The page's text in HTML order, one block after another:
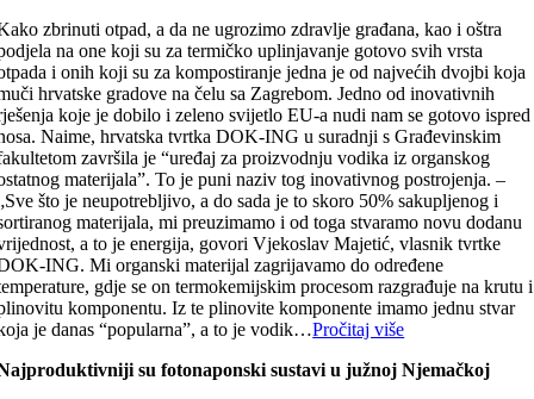
zbrinuti otpad, a da ne ugrozimo zdravlje građana, kao i oštra
na one koji su za termičko uplinjavanje gotovo svih vrsta
i onih koji su za kompostiranje jedna je od najvećih dvojbi koja
hrvatske gradove na čelu sa Zagrebom. Jedno od inovativnih
koje je dobilo i zeleno svijetlo EU-a nudi nam se gotovo ispred
Naime, hrvatska tvrtka DOK-ING u suradnji s Građevinskim
završila je “uređaj za proizvodnju vodika iz organskog
materijala”. To je puni naziv tog inovativnog postrojenja. –
što je neupotrebljivo, a do sada je to skoro 50% sakupljenog i
materijala, mi preuzimamo i od toga stvaramo novu dodanu
a to je energija, govori Vjekoslav Majetić, vlasnik tvrtke
ING. Mi organski materijal zagrijavamo do određene
gdje se on termokemijskim procesom razgrađuje na krutu i
komponentu. Iz te plinovite komponente imamo jednu stvar
je danas “popularna”, a to je vodik…Pročitaj više
su fotonaponski sustavi u južnoj Njemačkoj